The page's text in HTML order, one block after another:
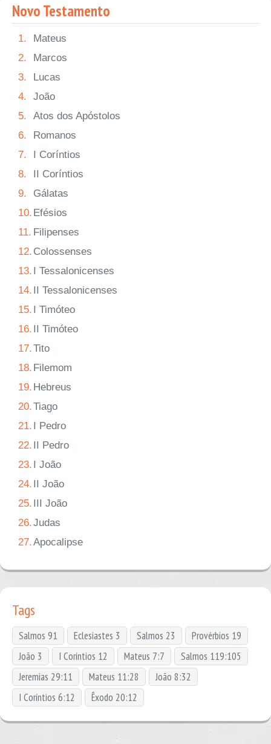
Novo Testamento
1.
Mateus
2.
Marcos
3.
Lucas
4.
João
5.
Atos dos Apóstolos
6.
Romanos
7.
I Coríntios
8.
II Coríntios
9.
Gálatas
10. Efésios
11. Filipenses
12. Colossenses
13. I Tessalonicenses
14. II Tessalonicenses
15. I Timóteo
16. II Timóteo
17.Tito
18. Filemom
19. Hebreus
20.Tiago
21. I Pedro
22. II Pedro
23. I João
24. II João
25. III João
26.Judas
27.Apocalipse
Tags
Salmos 91 Eclesiastes 3 Salmos 23
Provérbios 19
João 3
I Coríntios 12 Mateus 7:7
Salmos 119:105
Jeremias 29:11
Mateus 11:28
João 8:32
I Coríntios 6:12
Êxodo 20:12